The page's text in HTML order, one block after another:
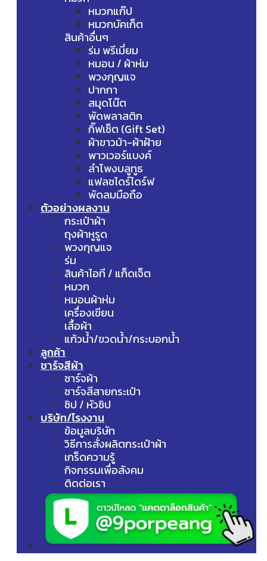
หมวกแก๊ป
หมวกบัคเก็ต
สินค้าอื่นๆ
ร่ม พรีเมี่ยม
หมอน / ผ้าห่ม
พวงกุญแจ
ปากกา
สมุดโน๊ต
พัดพลาสติก
กิ๊ฟเซ็ต (Gift Set)
ผ้าขาวม้า-ผ้าฝ้าย
พาวเวอร์แบงค์
ลำโพงบลูทูธ
แฟลชไดร์ไดร์ฟ
พัดลมมือถือ
ตัวอย่างผลงาน
กระเป๋าผ้า
ถุงผ้าหูรูด
พวงกุญแจ
ร่ม
สินค้าไอที / แก็ดเจ็ต
หมวก
หมอนผ้าห่ม
เครื่องเขียน
เสื้อผ้า
แก้วน้ำ/ขวดน้ำ/กระบอกน้ำ
ลูกค้า
ชาร์จสีผ้า
ชาร์จผ้า
ชาร์จสีสายกระเป๋า
ซิป / หัวซิป
บริษัท/โรงงาน
ข้อมูลบริษัท
วิธีการสั่งผลิตกระเป๋าผ้า
เกร็ดความรู้
กิจกรรมเพื่อสังคม
ติดต่อเรา